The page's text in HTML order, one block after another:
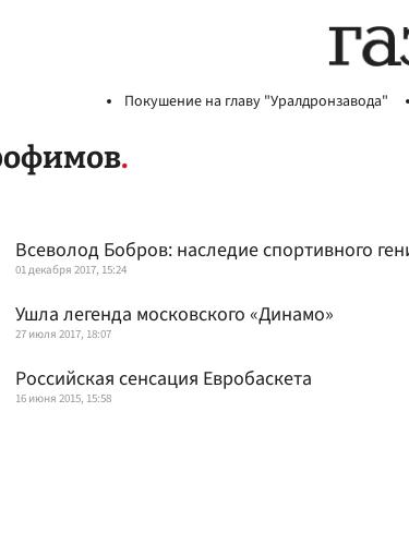
Покушение на главу "Уралдронзавода"
Всеволод Бобров: наследие спортивного
01 декабря 2017, 15:24
Ушла легенда московского «Динамо»
27 июля 2017, 18:07
Российская сенсация Евробаскета
16 июня 2015, 15:58